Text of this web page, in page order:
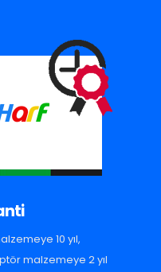
10 yıl,
malzemeye 2 yıl